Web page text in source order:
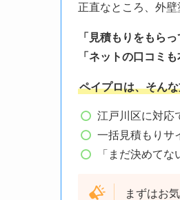
正直なところ、外壁
「見積もりをもら
「ネットの口コミ
ペイプロは、そん
江戸川区に対応
一括見積もりサ
「まだ決めて
まずはお